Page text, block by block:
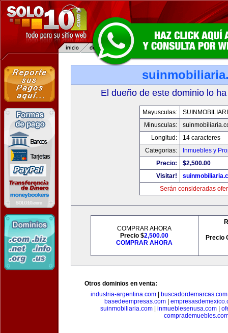
El dueño de este dominio lo
Mayusculas:
Minusculas:
Longitud:
14 caracteres
Categorias:
Inmuebles y
Precio:
$2,500.00
Visitar!
Serán consideradas
COMPRAR AHORA
Precio $2,500.00
COMPRAR AHORA
Precio
Otros dominios en venta:
industria-argentina.com| buscadordemarcas.com
basedeempresas.com|
suinmobiliaria.com
inmueblesenusa.com